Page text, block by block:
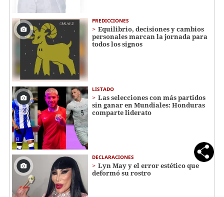
PREDICCIONES
Equilibrio, decisiones y cambios
personales marcan la jornada para
todos los signos
LISTADO
Las selecciones con más partidos
sin ganar en Mundiales: Honduras
comparte liderato
DECLARACIONES
Lyn May y el error estético que
deformó su rostro